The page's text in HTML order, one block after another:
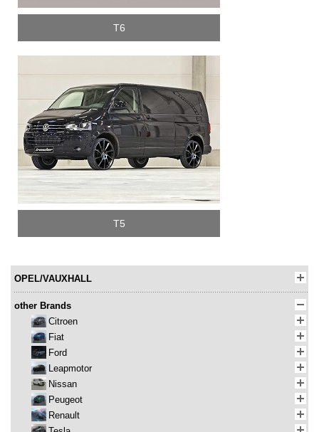
T6
T5
OPEL/VAUXHALL
other Brands
Citroen
Fiat
Ford
Leapmotor
Nissan
Peugeot
Renault